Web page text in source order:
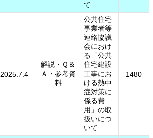
て
2025.7.4
解説・Ｑ＆
Ａ・参考資
料
公共住宅
事業者等
連絡協議
会におけ
る「公共
住宅建設
工事にお
ける熱中
症対策に
係る費
用」の取
扱いにつ
いて
1480